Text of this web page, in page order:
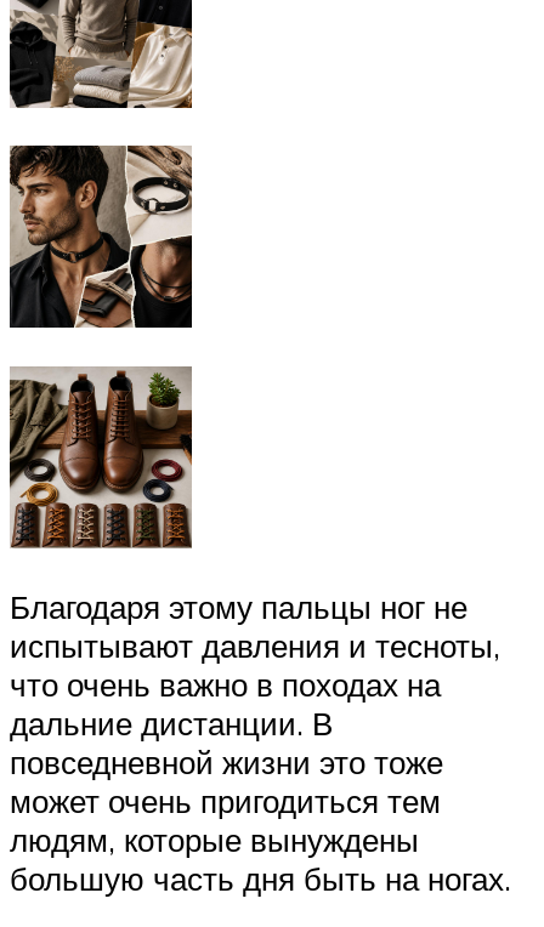
Благодаря этому пальцы ног не
испытывают давления и тесноты,
что очень важно в походах на
дальние дистанции. В
повседневной жизни это тоже
может очень пригодиться тем
людям, которые вынуждены
большую часть дня быть на ногах.